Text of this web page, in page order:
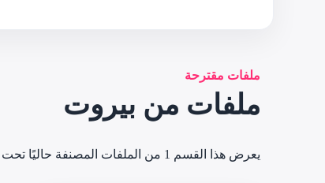
ملفات مقترحة
ملفات من بيروت
يعرض هذا القسم 1 من الملفات المصنفة حاليًا تحت بيروت.